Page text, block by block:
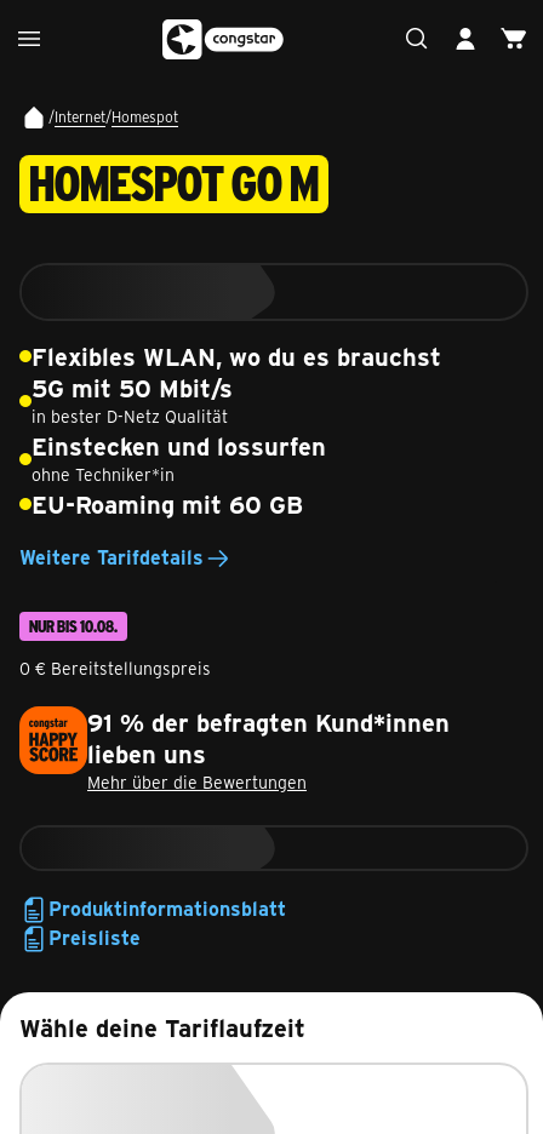
/Internet/Homespot
HOMESPOT GO M
Flexibles WLAN, wo du es brauchst
5G mit 50 Mbit/s
in bester D-Netz Qualität
Einstecken und lossurfen
ohne Techniker*in
EU-Roaming mit 60 GB
Weitere Tarifdetails
NUR BIS 10.08.
0 € Bereitstellungspreis
91 % der befragten Kund*innen
lieben uns
Mehr über die Bewertungen
Produktinformationsblatt
Preisliste
Wähle deine Tariflaufzeit